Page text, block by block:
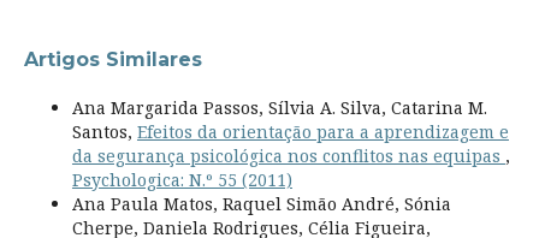
Artigos Similares
Ana Margarida Passos, Sílvia A. Silva, Catarina M.
Santos, Efeitos da orientação para a aprendizagem e
da segurança psicológica nos conflitos nas equipas ,
Psychologica: N.º 55 (2011)
Ana Paula Matos, Raquel Simão André, Sónia
Cherpe, Daniela Rodrigues, Célia Figueira,